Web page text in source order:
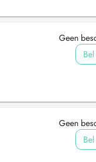
Geen
Geen